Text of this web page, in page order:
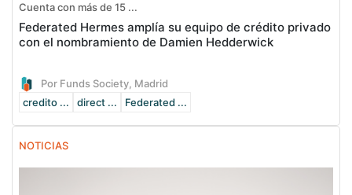
Cuenta con más de 15 ...
Federated Hermes amplía su equipo de crédito privado
con el nombramiento de Damien Hedderwick
Por Funds Society, Madrid
credito ...
direct ... Federated ...
NOTICIAS